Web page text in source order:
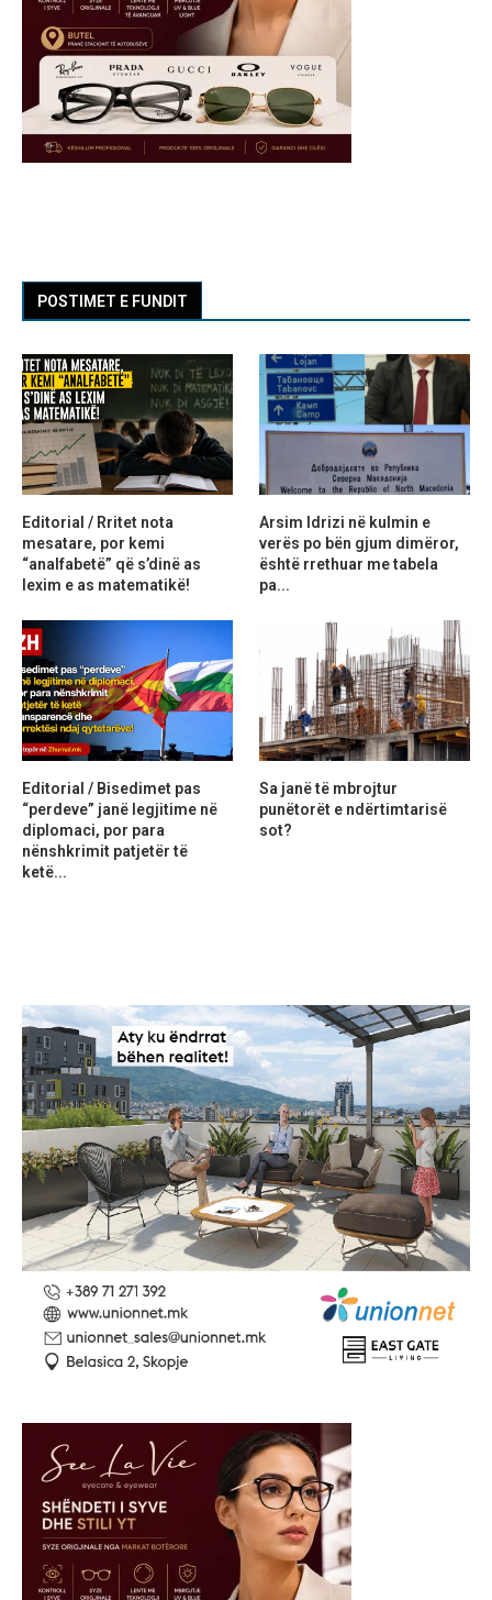
POSTIMET E FUNDIT
Editorial / Rritet nota
mesatare, por kemi
“analfabetë” që s’dinë as
lexim e as matematikë!
Arsim Idrizi në kulmin e
verës po bën gjum dimëror,
është rrethuar me tabela
pa...
Editorial / Bisedimet pas
“perdeve” janë legjitime në
diplomaci, por para
nënshkrimit patjetër të
ketë...
Sa janë të mbrojtur
punëtorët e ndërtimtarisë
sot?